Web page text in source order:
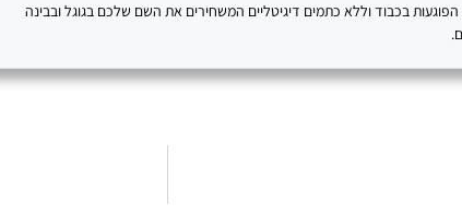
בכבוד וללא כתמים דיגיטליים המשחירים את השם שלכם בגוגל ובבינה